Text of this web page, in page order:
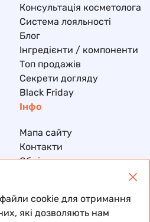
Консультація косметолога
Система лояльності
Блог
Інгредієнти / компоненти
Топ продажів
Секрети догляду
Black Friday
Інфо
Мапа сайту
Контакти
Обмін та повернення
Договір публічної оферти
cookie для отримання
які дозволяють нам